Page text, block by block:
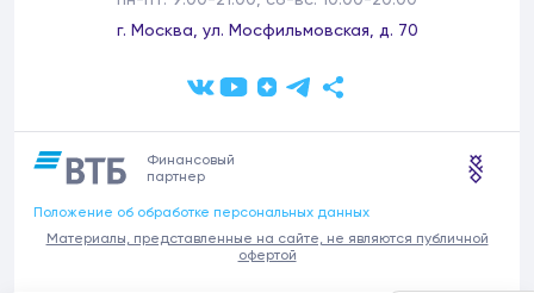
г. Москва, ул. Мосфильмовская, д. 70
Финансовый
партнер
Положение об обработке персональных данных
Материалы, представленные на сайте, не являются публичной
офертой